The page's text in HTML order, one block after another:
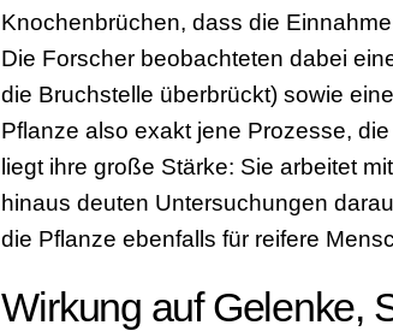
Knochenbrüchen, dass die
Die Forscher beobachteten dabei
die Bruchstelle überbrückt) sowie
Pflanze also exakt jene Prozesse,
liegt ihre große Stärke: Sie arbeitet
hinaus deuten Untersuchungen
die Pflanze ebenfalls für reifere
Wirkung auf Gelenke,